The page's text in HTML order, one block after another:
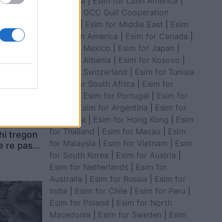
se
tregon
re pas
Esim for GCC Gulf Cooperation
Esim for Middle East
Esim
for South America
Esim for Canada
Esim for Mexico
Esim for Japan
Esim for Albania
Esim for Kosovo
Esim for Switzerland
Esim for Tunisia
Esim for South Africa
Esim for
Esim for Portugal
Esim for
Esim for Argentina
Esim for
Colombia
Esim for Hong Kong
Esim
for Thailand
Esim for Macau
Esim
for Malaysia
Esim for Vietnam
Esim
for South Korea
Esim for Austria
Esim for Netherlands
Esim for
Australia
Esim for Russia
Esim for
India
Esim for Chile Esim for Peru
Esim for Poland
Esim for North
Macedonia
Esim for Sweden
Esim